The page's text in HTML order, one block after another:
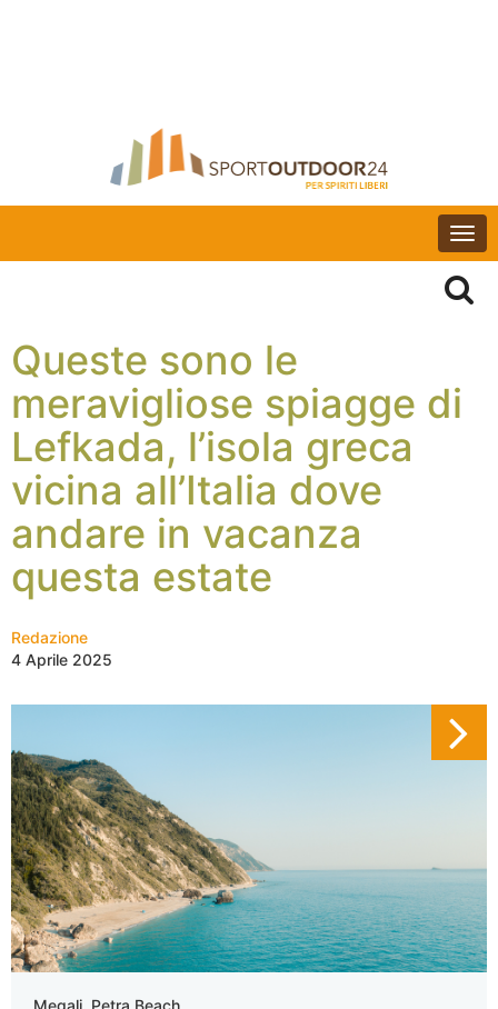
Queste sono le
meravigliose spiagge di
Lefkada, l’isola greca
vicina all’Italia dove
andare in vacanza
questa estate
Redazione
4 Aprile 2025
Megali, Petra Beach